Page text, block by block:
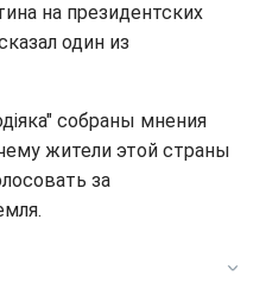
на президентских
один из
собраны мнения
жители этой страны
за